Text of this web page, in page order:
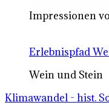
Impressionen
Erlebnispfad
Wein und Stein
Klimawandel - hist.